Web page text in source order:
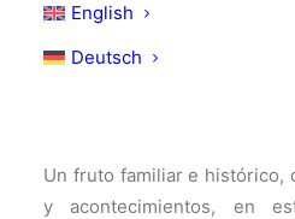
English
Deutsch
Un fruto familiar e histórico,
y acontecimientos, en